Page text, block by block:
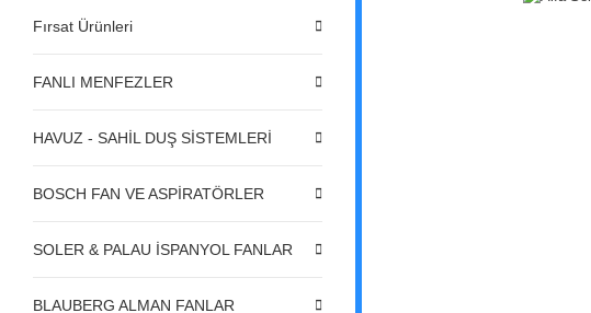
Fırsat Ürünleri
FANLI MENFEZLER
HAVUZ - SAHİL DUŞ SİSTEMLERİ
BOSCH FAN VE ASPİRATÖRLER
SOLER & PALAU İSPANYOL FANLAR
BLAUBERG ALMAN FANLAR